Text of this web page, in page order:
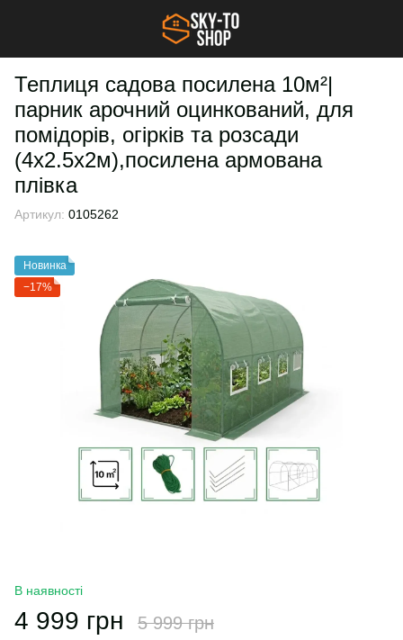
Теплиця садова посилена 10м²|
парник арочний оцинкований, для
помідорів, огірків та розсади
(4х2.5х2м),посилена армована
плівка
Артикул: 0105262
Новинка
−17%
В наявності
4 999 грн 5 999 грн